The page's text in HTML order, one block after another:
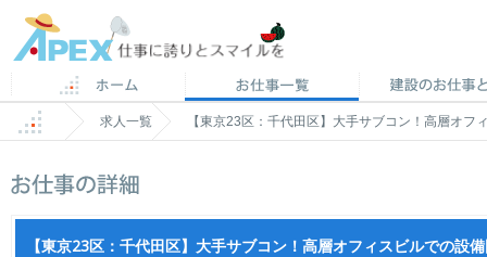
求人一覧 【東京23区：千代田区】大手サブコン！高層オ
【東京23区：千代田区】大手サブコン！高層オフィスビルでの設